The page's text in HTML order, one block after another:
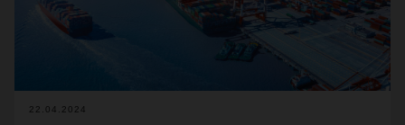
22.04.2024